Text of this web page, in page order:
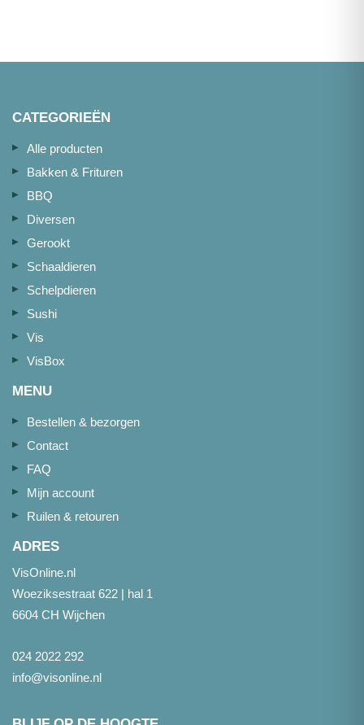
CATEGORIEËN
Alle producten
Bakken & Frituren
BBQ
Diversen
Gerookt
Schaaldieren
Schelpdieren
Sushi
Vis
VisBox
MENU
Bestellen & bezorgen
Contact
FAQ
Mijn account
Ruilen & retouren
ADRES
VisOnline.nl
Woeziksestraat 622 | hal 1
6604 CH Wijchen
024 2022 292
info@visonline.nl